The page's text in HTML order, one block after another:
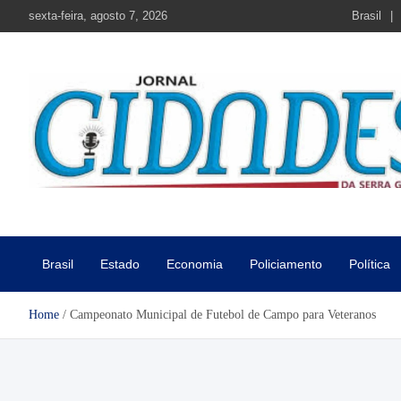
sexta-feira, agosto 7, 2026 Brasil
Brasil Estado Economia Policiamento Política
Home Campeonato Municipal de Futebol de Campo para Veteranos